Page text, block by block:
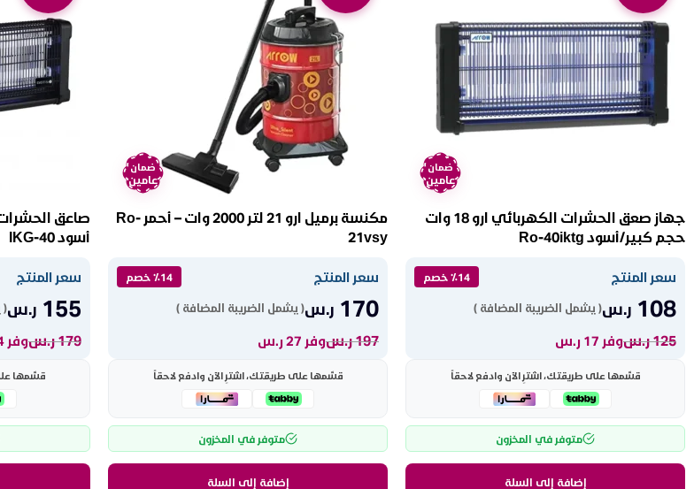
ضمان
عامين
جهاز صعق الحشرات الكهربائي ارو 18 وات
حجم كبير/أسود Ro-40iktg
سعر المنتج ٪14 خصم
108 ر.س( يشمل الضريبة المضافة )
125ر.سوفر 17 ر.س
قسّمها على طريقتك، اشترِ الآن وادفع لاحقاً
متوفر في المخزون
إضافة إلى السلة
ضمان
عامين
مكنسة برميل ارو 21 لتر 2000 وات – أحمر Ro-
21vsy
سعر المنتج ٪14 خصم
170 ر.س( يشمل الضريبة المضافة )
197ر.سوفر 27 ر.س
قسّمها على طريقتك، اشترِ الآن وادفع لاحقاً
متوفر في المخزون
إضافة إلى السلة
أسود IKG-40
سعر المنتج
155 ر.س(
179ر.سوفر 24 ر.س
قسّمها